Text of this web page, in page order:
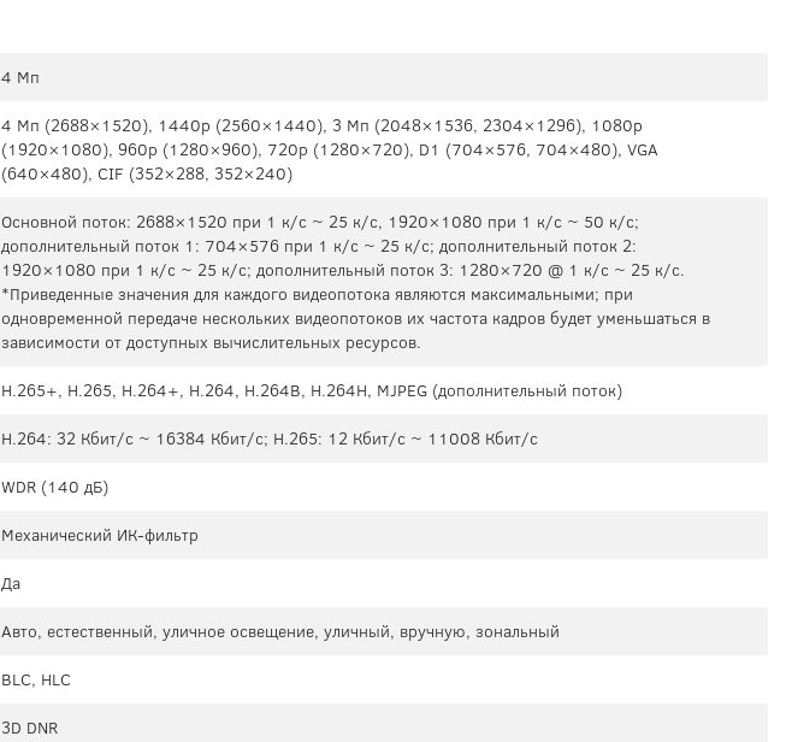
4 Мп
4 Mп (2688×1520), 1440p (2560×1440), 3 Mп (2048×1536, 2304×1296), 1080p
(1920×1080), 960p (1280×960), 720p (1280×720), D1 (704×576, 704×480), VGA
(640×480), CIF (352×288, 352×240)
Основной поток: 2688×1520 при 1 к/с ~ 25 к/с, 1920×1080 при 1 к/с ~ 50 к/с;
дополнительный поток 1: 704×576 при 1 к/с ~ 25 к/с; дополнительный поток 2:
1920×1080 при 1 к/с ~ 25 к/с; дополнительный поток 3: 1280×720 @ 1 к/с ~ 25 к/с.
*Приведенные значения для каждого видеопотока являются максимальными; при
одновременной передаче нескольких видеопотоков их частота кадров будет уменьшаться в
зависимости от доступных вычислительных ресурсов.
H.265+, H.265, H.264+, H.264, H.264B, H.264H, MJPEG (дополнительный поток)
H.264: 32 Кбит/с ~ 16384 Кбит/с; H.265: 12 Кбит/с ~ 11008 Кбит/с
WDR (140 дБ)
Механический ИК-фильтр
Да
Авто, естественный, уличное освещение, уличный, вручную, зональный
BLC, HLC
3D DNR